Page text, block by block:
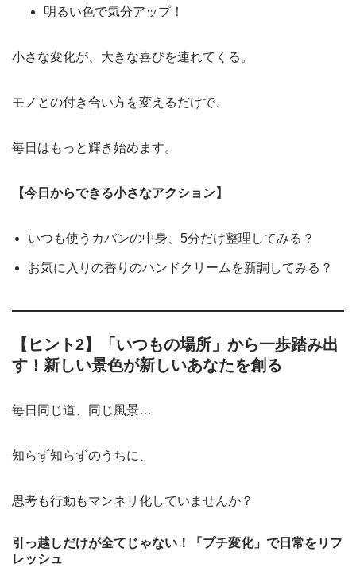
明るい色で気分アップ！
小さな変化が、大きな喜びを連れてくる。
モノとの付き合い方を変えるだけで、
毎日はもっと輝き始めます。
【今日からできる小さなアクション】
いつも使うカバンの中身、5分だけ整理してみる？
お気に入りの香りのハンドクリームを新調してみる？
【ヒント2】「いつもの場所」から一歩踏み出
す！新しい景色が新しいあなたを創る
毎日同じ道、同じ風景…
知らず知らずのうちに、
思考も行動もマンネリ化していませんか？
引っ越しだけが全てじゃない！「プチ変化」で日常をリフ
レッシュ